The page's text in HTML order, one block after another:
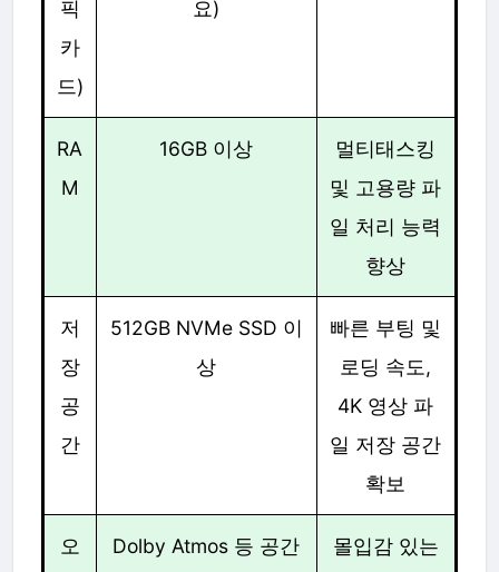
픽
카
드)
요)
RA
M
16GB 이상
멀티태스킹
및 고용량 파
일 처리 능력
향상
저
장
공
간
512GB NVMe SSD 이
상
빠른 부팅 및
로딩 속도,
4K 영상 파
일 저장 공간
확보
오
Dolby Atmos 등 공간
몰입감 있는